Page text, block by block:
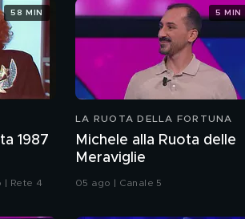
1987
| Rete 4
58 MIN
LA RUOTA DELLA FORTUNA
Michele alla Ruota delle
Meraviglie
05 ago | Canale 5
5 MIN